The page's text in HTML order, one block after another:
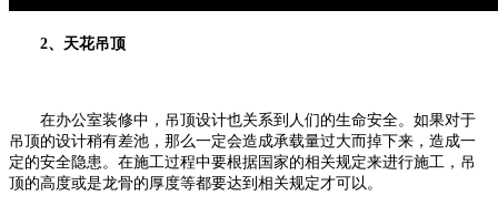
2、天花吊顶
在办公室装修中，吊顶设计也关系到人们的生命安全。如果对于
吊顶的设计稍有差池，那么一定会造成承载量过大而掉下来，造成一
定的安全隐患。在施工过程中要根据国家的相关规定来进行施工，吊
顶的高度或是龙骨的厚度等都要达到相关规定才可以。